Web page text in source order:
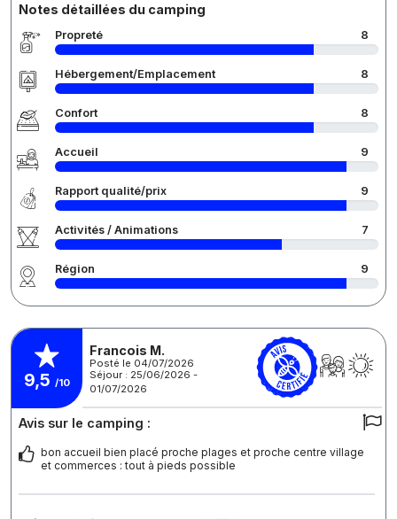
Notes détaillées du camping
Propreté 8
Hébergement/Emplacement 8
Confort 8
Accueil 9
Rapport qualité/prix 9
Activités / Animations 7
Région 9
9,5 /10
Francois M.
Posté le 04/07/2026
Séjour : 25/06/2026 -
01/07/2026
Avis sur le camping :
bon accueil bien placé proche plages et proche centre village
et commerces : tout à pieds possible